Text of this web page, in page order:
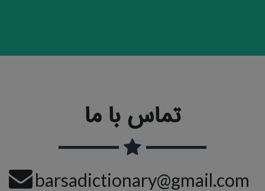
تماس با ما
barsadictionary@gmail.com